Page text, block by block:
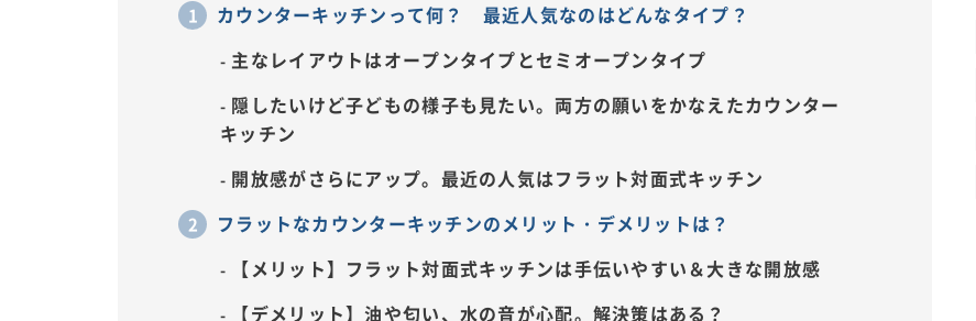
カウンターキッチンって何？ 最近人気なのはどんなタイプ？
主なレイアウトはオープンタイプとセミオープンタイプ
隠したいけど子どもの様子も見たい。両方の願いをかなえたカウンター
キッチン
開放感がさらにアップ。最近の人気はフラット対面式キッチン
フラットなカウンターキッチンのメリット・デメリットは？
【メリット】フラット対面式キッチンは手伝いやすい＆大きな開放感
【デメリット】油や匂い、水の音が心配。解決策はある？